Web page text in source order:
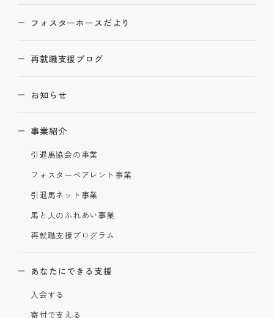
フォスターホースだより
再就職支援ブログ
お知らせ
事業紹介
引退馬協会の事業
フォスターペアレント事業
引退馬ネット事業
馬と人のふれあい事業
再就職支援プログラム
あなたにできる支援
入会する
寄付で支える